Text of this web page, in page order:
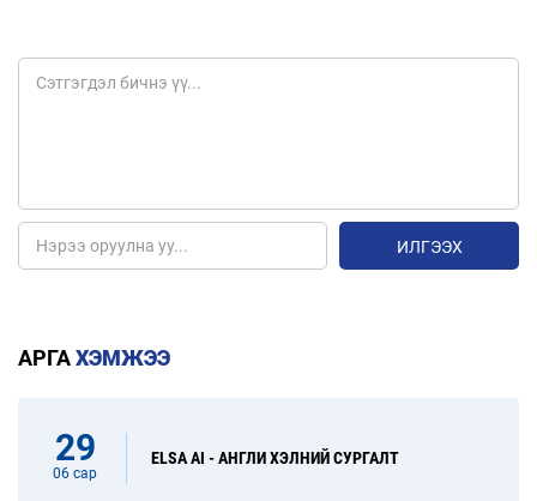
ИЛГЭЭХ
АРГАХЭМЖЭЭ
29
06 сар
ELSA AI - АНГЛИ ХЭЛНИЙ СУРГАЛТ